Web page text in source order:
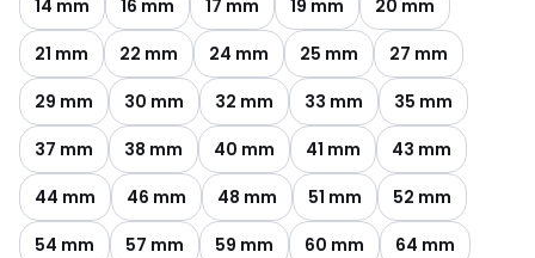
14 mm 16 mm 17 mm 19 mm
20 mm
21 mm
22 mm 24 mm 25 mm
27 mm
29 mm
30 mm 32 mm 33 mm
35 mm
37 mm
38 mm 40 mm 41 mm
43 mm
44 mm
46 mm 48 mm 51 mm
52 mm
54 mm
57 mm 59 mm 60 mm
64 mm